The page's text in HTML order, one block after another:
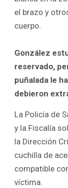
el brazo y
cuerpo.
González
reservado,
puñalada le
debieron
La Policía de
y la Fiscalía
la Dirección
cuchilla de
compatible
víctima.